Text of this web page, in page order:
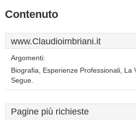
Contenuto
www.Claudioimbriani.it
Argomenti:
Biografia, Esperienze Professionali, La
Segue.
Pagine più richieste